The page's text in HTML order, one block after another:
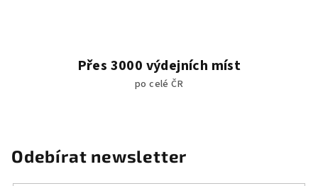
Přes 3000 výdejních míst
po celé ČR
Odebírat newsletter